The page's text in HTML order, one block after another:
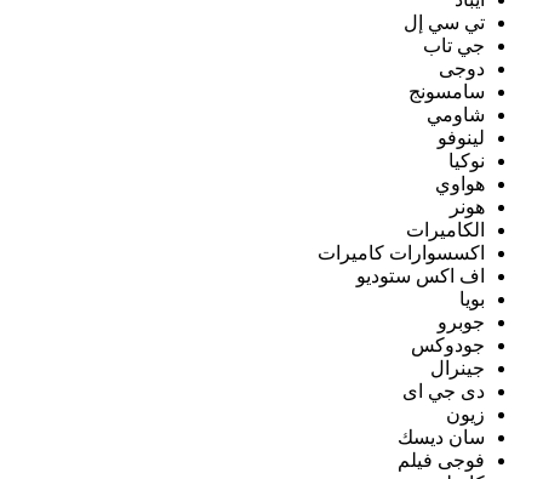
تي سي إل
جي تاب
دوجى
سامسونج
شاومي
لينوفو
نوكيا
هواوي
هونر
الكاميرات
اكسسوارات كاميرات
اف اكس ستوديو
بويا
جوبرو
جودوكس
جينرال
دى جي اى
زيون
سان ديسك
فوجى فيلم